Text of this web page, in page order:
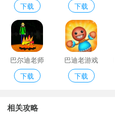
戏手机版
下载 手机版
下载
巴尔迪老师
下载
巴迪老游戏
下载
相关攻略